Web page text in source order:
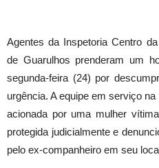
Agentes da Inspetoria Centro
de Guarulhos prenderam um
segunda-feira (24) por
urgência. A equipe em serviço
acionada por uma mulher
protegida judicialmente e
pelo ex-companheiro em seu